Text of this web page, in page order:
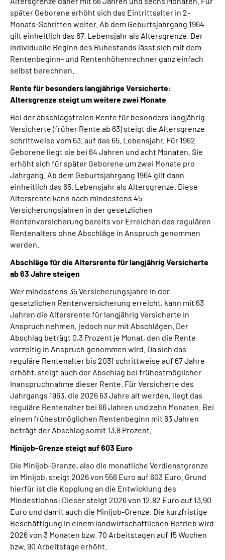
später Geborene erhöht sich das Eintrittsalter in 2-
Monats-Schritten weiter. Ab dem Geburtsjahrgang 1964
gilt einheitlich das 67. Lebensjahr als Altersgrenze. Der
individuelle Beginn des Ruhestands lässt sich mit dem
Rentenbeginn- und Rentenhöhenrechner ganz einfach
selbst berechnen.
Rente für besonders langjährige Versicherte:
Altersgrenze steigt um weitere zwei Monate
Bei der abschlagsfreien Rente für besonders langjährig
Versicherte (früher Rente ab 63) steigt die Altersgrenze
schrittweise vom 63. auf das 65. Lebensjahr. Für 1962
Geborene liegt sie bei 64 Jahren und acht Monaten. Sie
erhöht sich für später Geborene um zwei Monate pro
Jahrgang. Ab dem Geburtsjahrgang 1964 gilt dann
einheitlich das 65. Lebensjahr als Altersgrenze. Diese
Altersrente kann nach mindestens 45
Versicherungsjahren in der gesetzlichen
Rentenversicherung bereits vor Erreichen des regulären
Rentenalters ohne Abschläge in Anspruch genommen
werden.
Abschläge für die Altersrente für langjährig Versicherte
ab 63 Jahre steigen
Wer mindestens 35 Versicherungsjahre in der
gesetzlichen Rentenversicherung erreicht, kann mit 63
Jahren die Altersrente für langjährig Versicherte in
Anspruch nehmen, jedoch nur mit Abschlägen. Der
Abschlag beträgt 0,3 Prozent je Monat, den die Rente
vorzeitig in Anspruch genommen wird. Da sich das
reguläre Rentenalter bis 2031 schrittweise auf 67 Jahre
erhöht, steigt auch der Abschlag bei frühestmöglicher
Inanspruchnahme dieser Rente. Für Versicherte des
Jahrgangs 1963, die 2026 63 Jahre alt werden, liegt das
reguläre Rentenalter bei 66 Jahren und zehn Monaten. Bei
einem frühestmöglichen Rentenbeginn mit 63 Jahren
beträgt der Abschlag somit 13,8 Prozent.
Minijob-Grenze steigt auf 603 Euro
Die Minijob-Grenze, also die monatliche Verdienstgrenze
im Minijob, steigt 2026 von 556 Euro auf 603 Euro. Grund
hierfür ist die Kopplung an die Entwicklung des
Mindestlohns: Dieser steigt 2026 von 12,82 Euro auf 13,90
Euro und damit auch die Minijob-Grenze. Die kurzfristige
Beschäftigung in einem landwirtschaftlichen Betrieb wird
2026 von 3 Monaten bzw. 70 Arbeitstagen auf 15 Wochen
bzw. 90 Arbeitstage erhöht.